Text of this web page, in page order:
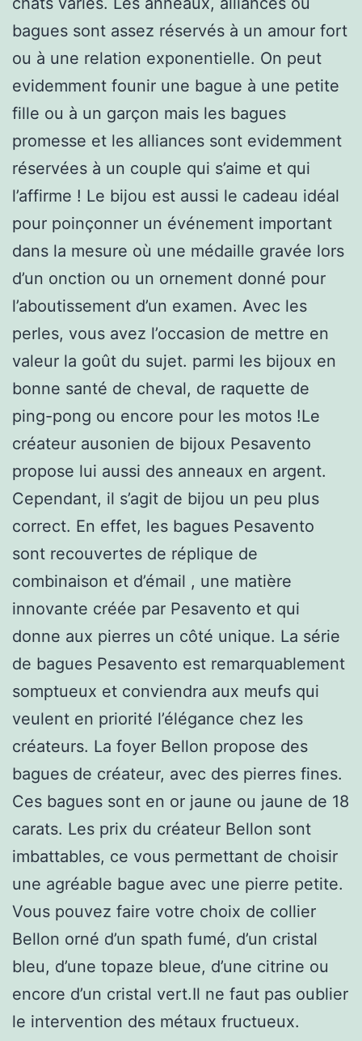
bagues sont assez réservés à un amour fort
ou à une relation exponentielle. On peut
evidemment founir une bague à une petite
fille ou à un garçon mais les bagues
promesse et les alliances sont evidemment
réservées à un couple qui s’aime et qui
l’affirme ! Le bijou est aussi le cadeau idéal
pour poinçonner un événement important
dans la mesure où une médaille gravée lors
d’un onction ou un ornement donné pour
l’aboutissement d’un examen. Avec les
perles, vous avez l’occasion de mettre en
valeur la goût du sujet. parmi les bijoux en
bonne santé de cheval, de raquette de
ping-pong ou encore pour les motos !Le
créateur ausonien de bijoux Pesavento
propose lui aussi des anneaux en argent.
Cependant, il s’agit de bijou un peu plus
correct. En effet, les bagues Pesavento
sont recouvertes de réplique de
combinaison et d’émail , une matière
innovante créée par Pesavento et qui
donne aux pierres un côté unique. La série
de bagues Pesavento est remarquablement
somptueux et conviendra aux meufs qui
veulent en priorité l’élégance chez les
créateurs. La foyer Bellon propose des
bagues de créateur, avec des pierres fines.
Ces bagues sont en or jaune ou jaune de 18
carats. Les prix du créateur Bellon sont
imbattables, ce vous permettant de choisir
une agréable bague avec une pierre petite.
Vous pouvez faire votre choix de collier
Bellon orné d’un spath fumé, d’un cristal
bleu, d’une topaze bleue, d’une citrine ou
encore d’un cristal vert.Il ne faut pas oublier
le intervention des métaux fructueux.